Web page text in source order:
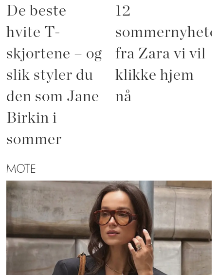
De beste
hvite T-
skjortene – og
slik styler du
den som Jane
Birkin i
sommer
12
fra Zara vi vil
klikke hjem
nå
MOTE